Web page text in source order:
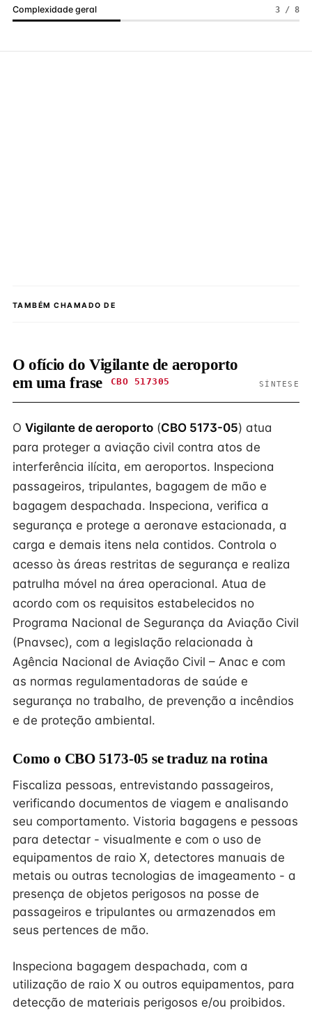
Complexidade geral 3 / 8
TAMBÉM CHAMADO DE
O ofício do Vigilante de aeroporto
em uma frase
CBO 517305 SÍNTESE
O Vigilante de aeroporto (CBO 5173-05) atua
para proteger a aviação civil contra atos de
interferência ilícita, em aeroportos. Inspeciona
passageiros, tripulantes, bagagem de mão e
bagagem despachada. Inspeciona, verifica a
segurança e protege a aeronave estacionada, a
carga e demais itens nela contidos. Controla o
acesso às áreas restritas de segurança e realiza
patrulha móvel na área operacional. Atua de
acordo com os requisitos estabelecidos no
Programa Nacional de Segurança da Aviação Civil
(Pnavsec), com a legislação relacionada à
Agência Nacional de Aviação Civil – Anac e com
as normas regulamentadoras de saúde e
segurança no trabalho, de prevenção a incêndios
e de proteção ambiental.
Como o CBO 5173-05 se traduz na rotina
Fiscaliza pessoas, entrevistando passageiros,
verificando documentos de viagem e analisando
seu comportamento. Vistoria bagagens e pessoas
para detectar - visualmente e com o uso de
equipamentos de raio X, detectores manuais de
metais ou outras tecnologias de imageamento - a
presença de objetos perigosos na posse de
passageiros e tripulantes ou armazenados em
seus pertences de mão.
Inspeciona bagagem despachada, com a
utilização de raio X ou outros equipamentos, para
detecção de materiais perigosos e/ou proibidos.